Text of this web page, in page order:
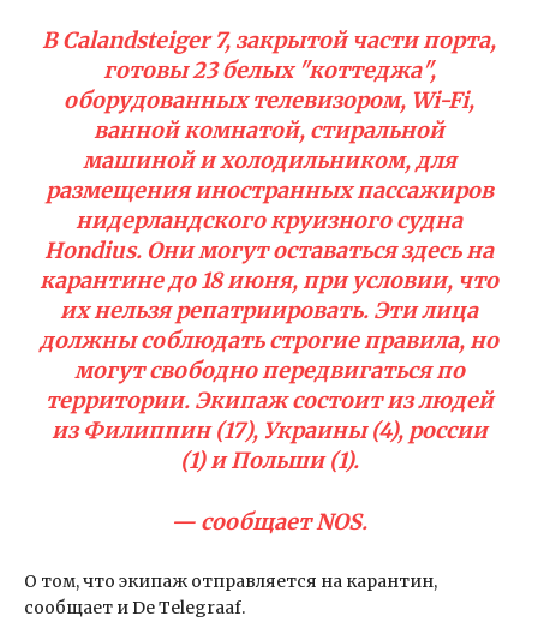
В Calandsteiger 7, закрытой части порта,
готовы 23 белых "коттеджа",
оборудованных телевизором, Wi-Fi,
ванной комнатой, стиральной
машиной и холодильником, для
размещения иностранных пассажиров
нидерландского круизного судна
Hondius. Они могут оставаться здесь на
карантине до 18 июня, при условии, что
их нельзя репатриировать. Эти лица
должны соблюдать строгие правила, но
могут свободно передвигаться по
территории. Экипаж состоит из людей
из Филиппин (17), Украины (4), россии
(1) и Польши (1).
— сообщает NOS.
О том, что экипаж отправляется на карантин,
сообщает и De Telegraaf.